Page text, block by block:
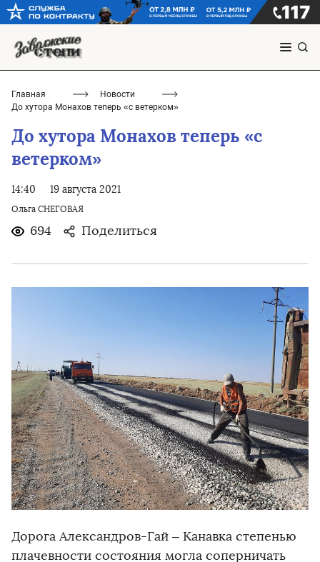
Главная
Новости
До хутора Монахов теперь «с ветерком»
До хутора Монахов теперь «с
ветерком»
14:40 19 августа 2021
Ольга СНЕГОВАЯ
694 Поделиться
Дорога Александров-Гай – Канавка степенью
плачевности состояния могла соперничать